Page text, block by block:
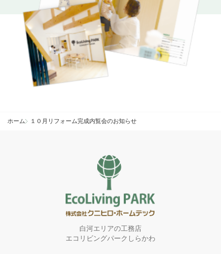
ホーム １０月リフォーム完成内覧会のお知らせ
白河エリアの工務店
エコリビングパークしらかわ